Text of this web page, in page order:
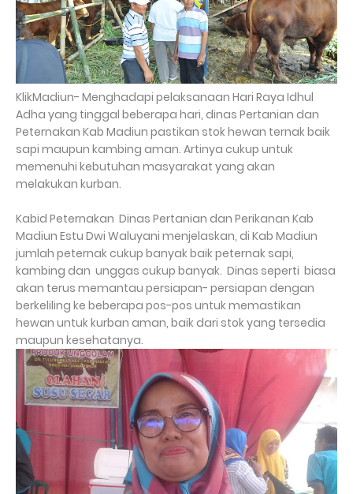
KlikMadiun- Menghadapi pelaksanaan Hari Raya Idhul
Adha yang tinggal beberapa hari, dinas Pertanian dan
Peternakan Kab Madiun pastikan stok hewan ternak baik
sapi maupun kambing aman. Artinya cukup untuk
memenuhi kebutuhan masyarakat yang akan
melakukan kurban.
Kabid Peternakan Dinas Pertanian dan Perikanan Kab
Madiun Estu Dwi Waluyani menjelaskan, di Kab Madiun
jumlah peternak cukup banyak baik peternak sapi,
kambing dan unggas cukup banyak. Dinas seperti biasa
akan terus memantau persiapan- persiapan dengan
berkeliling ke beberapa pos-pos untuk memastikan
hewan untuk kurban aman, baik dari stok yang tersedia
maupun kesehatanya.